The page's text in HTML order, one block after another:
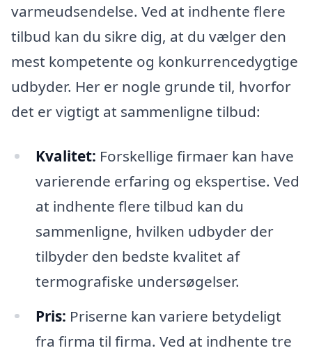
varmeudsendelse. Ved at indhente flere
tilbud kan du sikre dig, at du vælger den
mest kompetente og konkurrencedygtige
udbyder. Her er nogle grunde til, hvorfor
det er vigtigt at sammenligne tilbud:
Kvalitet: Forskellige firmaer kan have
varierende erfaring og ekspertise. Ved
at indhente flere tilbud kan du
sammenligne, hvilken udbyder der
tilbyder den bedste kvalitet af
termografiske undersøgelser.
Pris: Priserne kan variere betydeligt
fra firma til firma. Ved at indhente tre